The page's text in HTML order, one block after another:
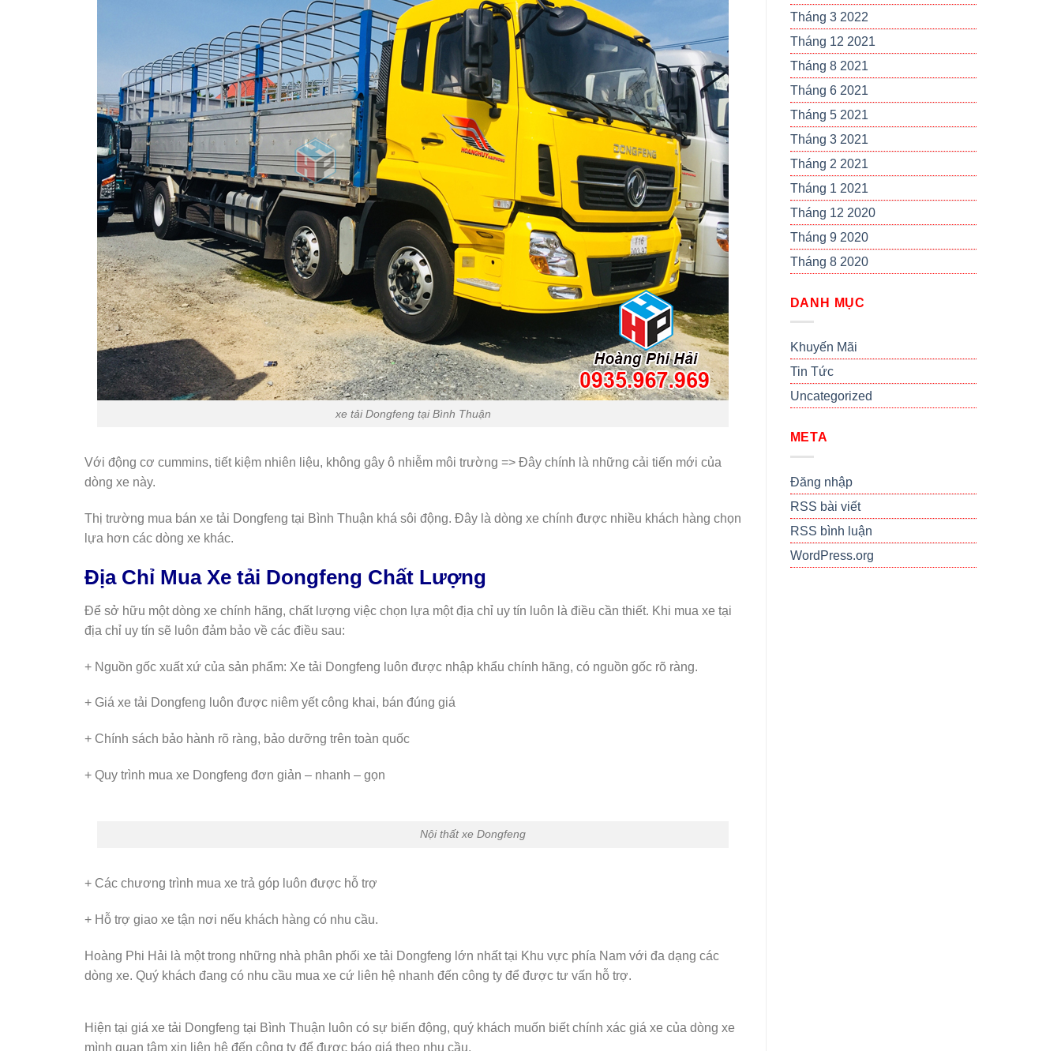
xe tải Dongfeng tại Bình Thuận
Với động cơ cummins, tiết kiệm nhiên liệu, không gây ô nhiễm môi trường => Đây chính là những cải tiến mới của
dòng xe này.
Thị trường mua bán xe tải Dongfeng tại Bình Thuận khá sôi động. Đây là dòng xe chính được nhiều khách hàng chọn
lựa hơn các dòng xe khác.
Địa Chỉ Mua Xe tải Dongfeng Chất Lượng
Để sở hữu một dòng xe chính hãng, chất lượng việc chọn lựa một địa chỉ uy tín luôn là điều cần thiết. Khi mua xe tại
địa chỉ uy tín sẽ luôn đảm bảo về các điều sau:
+ Nguồn gốc xuất xứ của sản phẩm: Xe tải Dongfeng luôn được nhập khẩu chính hãng, có nguồn gốc rõ ràng.
+ Giá xe tải Dongfeng luôn được niêm yết công khai, bán đúng giá
+ Chính sách bảo hành rõ ràng, bảo dưỡng trên toàn quốc
+ Quy trình mua xe Dongfeng đơn giản – nhanh – gọn
Nội thất xe Dongfeng
+ Các chương trình mua xe trả góp luôn được hỗ trợ
+ Hỗ trợ giao xe tận nơi nếu khách hàng có nhu cầu.
Hoàng Phi Hải là một trong những nhà phân phối xe tải Dongfeng lớn nhất tại Khu vực phía Nam với đa dạng các
dòng xe. Quý khách đang có nhu cầu mua xe cứ liên hệ nhanh đến công ty để được tư vấn hỗ trợ.
Hiện tại giá xe tải Dongfeng tại Bình Thuận luôn có sự biến động, quý khách muốn biết chính xác giá xe của dòng xe
mình quan tâm xin liên hệ đến công ty để được báo giá theo nhu cầu.
Tháng 3 2022
Tháng 12 2021
Tháng 8 2021
Tháng 6 2021
Tháng 5 2021
Tháng 3 2021
Tháng 2 2021
Tháng 1 2021
Tháng 12 2020
Tháng 9 2020
Tháng 8 2020
DANH MỤC
Khuyến Mãi
Tin Tức
Uncategorized
META
Đăng nhập
RSS bài viết
RSS bình luận
WordPress.org